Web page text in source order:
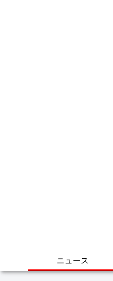
ニュース